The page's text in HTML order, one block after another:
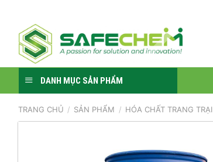
content
DANH MỤC SẢN PHẨM
TRANG CHỦ / SẢN PHẨM / HÓA CHẤT TRANG TRẠI